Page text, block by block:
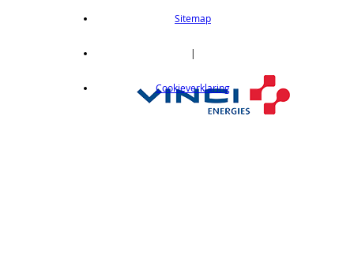
Sitemap
|
Cookieverklaring